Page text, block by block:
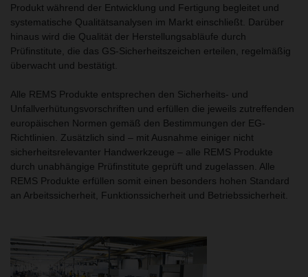
Produkt während der Entwicklung und Fertigung begleitet und
systematische Qualitätsanalysen im Markt einschließt. Darüber
hinaus wird die Qualität der Herstellungsabläufe durch
Prüfinstitute, die das GS-Sicherheitszeichen erteilen, regelmäßig
überwacht und bestätigt.
Alle REMS Produkte entsprechen den Sicherheits- und
Unfallverhütungsvorschriften und erfüllen die jeweils zutreffenden
europäischen Normen gemäß den Bestimmungen der EG-
Richtlinien. Zusätzlich sind – mit Ausnahme einiger nicht
sicherheitsrelevanter Handwerkzeuge – alle REMS Produkte
durch unabhängige Prüfinstitute geprüft und zugelassen. Alle
REMS Produkte erfüllen somit einen besonders hohen Standard
an Arbeitssicherheit, Funktionssicherheit und Betriebssicherheit.